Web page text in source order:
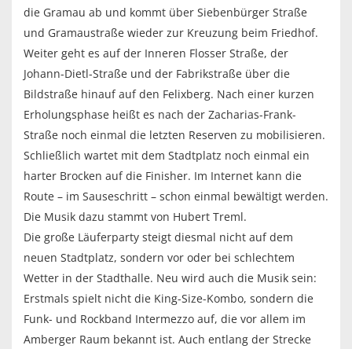
die Gramau ab und kommt über Siebenbürger Straße
und Gramaustraße wieder zur Kreuzung beim Friedhof.
Weiter geht es auf der Inneren Flosser Straße, der
Johann-Dietl-Straße und der Fabrikstraße über die
Bildstraße hinauf auf den Felixberg. Nach einer kurzen
Erholungsphase heißt es nach der Zacharias-Frank-
Straße noch einmal die letzten Reserven zu mobilisieren.
Schließlich wartet mit dem Stadtplatz noch einmal ein
harter Brocken auf die Finisher. Im Internet kann die
Route – im Sauseschritt – schon einmal bewältigt werden.
Die Musik dazu stammt von Hubert Treml.
Die große Läuferparty steigt diesmal nicht auf dem
neuen Stadtplatz, sondern vor oder bei schlechtem
Wetter in der Stadthalle. Neu wird auch die Musik sein:
Erstmals spielt nicht die King-Size-Kombo, sondern die
Funk- und Rockband Intermezzo auf, die vor allem im
Amberger Raum bekannt ist. Auch entlang der Strecke